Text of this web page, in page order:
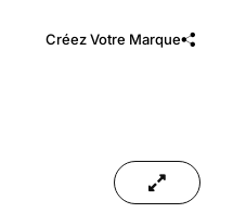
Créez Votre Marque